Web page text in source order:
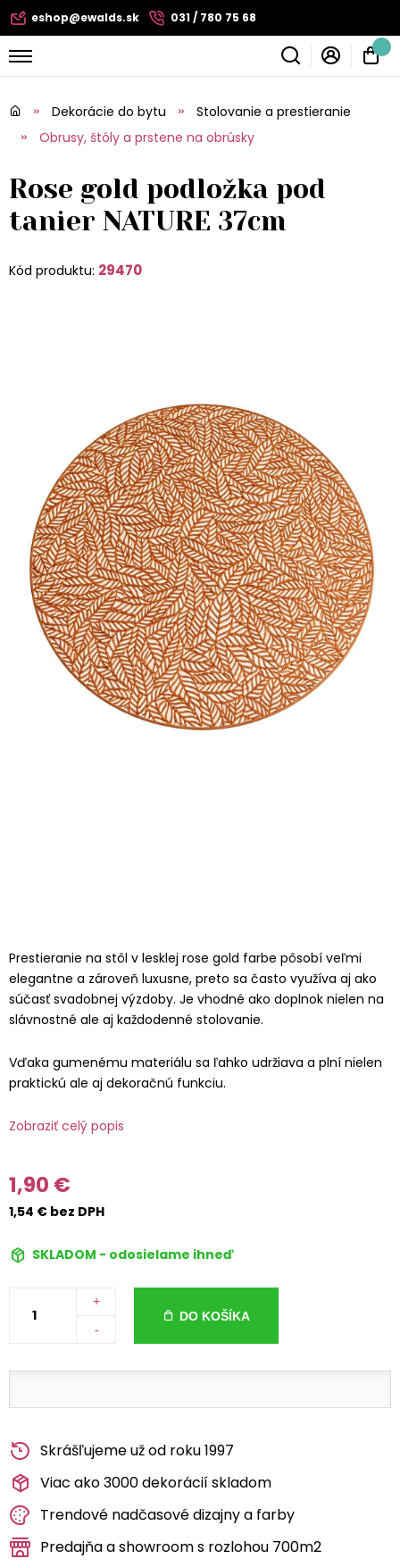
eshop@ewalds.sk 031 / 780 75 68
Dekorácie do bytu
Stolovanie a prestieranie
Obrusy, štóly a prstene na obrúsky
Rose gold podložka pod
tanier NATURE 37cm
Kód produktu: 29470
Prestieranie na stôl v lesklej rose gold farbe pôsobí veľmi
elegantne a zároveň luxusne, preto sa často využíva aj ako
súčasť svadobnej výzdoby. Je vhodné ako doplnok nielen na
slávnostné ale aj každodenné stolovanie.
Vďaka gumenému materiálu sa ľahko udržiava a plní nielen
praktickú ale aj dekoračnú funkciu.
Zobraziť celý popis
1,90 €
1,54 € bez DPH
SKLADOM - odosielame ihneď
+
-
DO KOŠÍKA
Skrášľujeme už od roku 1997
Viac ako 3000 dekorácií skladom
Trendové nadčasové dizajny a farby
Predajňa a showroom s rozlohou 700m2